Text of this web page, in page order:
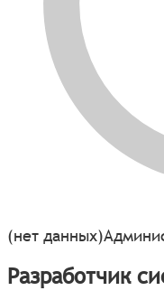
(нет данных)
Разработчик